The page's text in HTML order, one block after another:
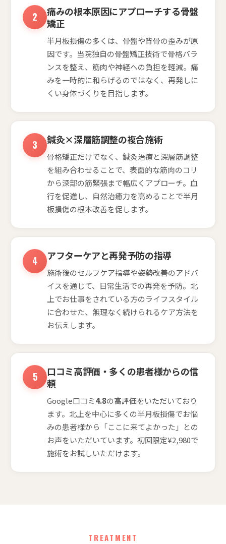
痛みの根本原因にアプローチする骨盤
矯正
半月板損傷の多くは、骨盤や背骨の歪みが原
因です。当院独自の骨盤矯正技術で骨格バラ
ンスを整え、筋肉や神経への負担を軽減。痛
みを一時的に和らげるのではなく、再発しに
くい身体づくりを目指します。
鍼灸×深層筋調整の複合施術
骨格矯正だけでなく、鍼灸治療と深層筋調整
を組み合わせることで、表面的な筋肉のコリ
から深部の筋緊張まで幅広くアプローチ。血
行を促進し、自然治癒力を高めることで半月
板損傷の根本改善を促します。
アフターケアと再発予防の指導
施術後のセルフケア指導や姿勢改善のアドバ
イスを通じて、日常生活での再発を予防。北
上でお仕事をされている方のライフスタイル
に合わせた、無理なく続けられるケア方法を
お伝えします。
口コミ高評価・多くの患者様からの信
頼
Google口コミ4.8の高評価をいただいており
ます。北上を中心に多くの半月板損傷でお悩
みの患者様から「ここに来てよかった」との
お声をいただいています。初回限定¥2,980で
施術をお試しいただけます。
TREATMENT